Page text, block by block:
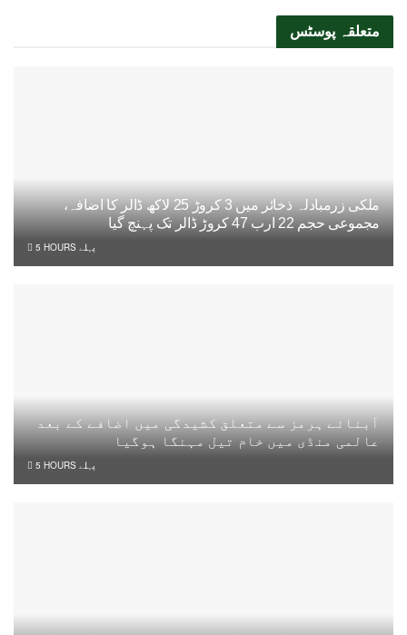
متعلقہ پوسٹس
ملکی زرمبادلہ ذخائر میں 3 کروڑ 25 لاکھ ڈالر کا اضافہ،
مجموعی حجم 22 ارب 47 کروڑ ڈالر تک پہنچ گیا
5 HOURS پہلے
آبنائے ہرمز سے متعلق کشیدگی میں اضافے کے بعد
عالمی منڈی میں خام تیل مہنگا ہوگیا
5 HOURS پہلے